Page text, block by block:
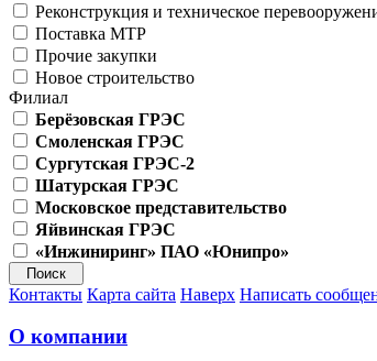
Реконструкция и техническое
Поставка МТР
Прочие закупки
Новое строительство
Филиал
Берёзовская ГРЭС
Смоленская ГРЭС
Сургутская ГРЭС-2
Шатурская ГРЭС
Московское представительство
Яйвинская ГРЭС
«Инжиниринг» ПАО «Юнипро»
Контакты Карта сайта Наверх Написать
О компании